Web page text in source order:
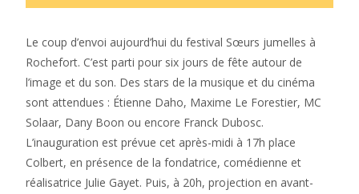
Le coup d’envoi aujourd’hui du festival Sœurs jumelles à
Rochefort. C’est parti pour six jours de fête autour de
l’image et du son. Des stars de la musique et du cinéma
sont attendues : Étienne Daho, Maxime Le Forestier, MC
Solaar, Dany Boon ou encore Franck Dubosc.
L’inauguration est prévue cet après-midi à 17h place
Colbert, en présence de la fondatrice, comédienne et
réalisatrice Julie Gayet. Puis, à 20h, projection en avant-